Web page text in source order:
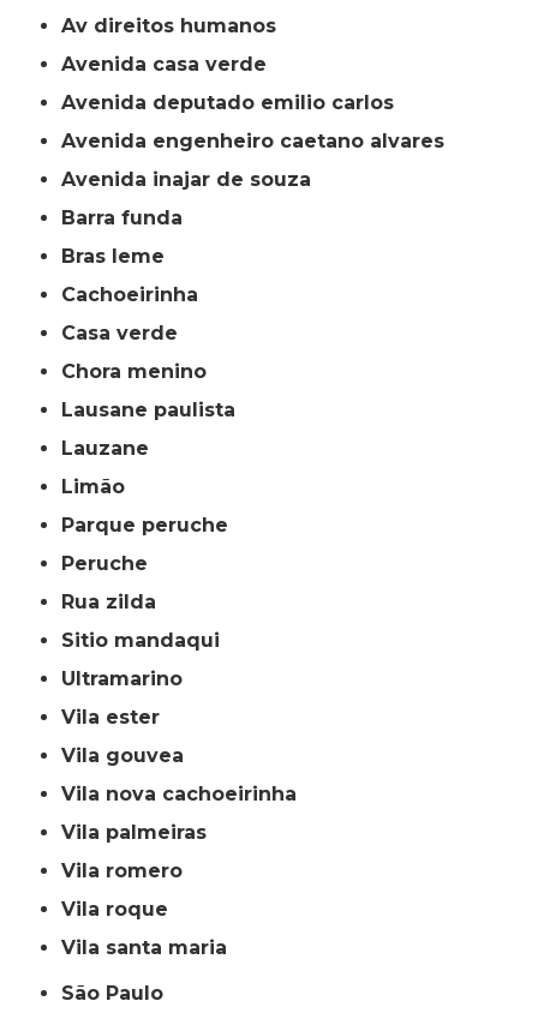
av direitos humanos
avenida casa verde
avenida deputado emilio carlos
avenida engenheiro caetano alvares
avenida inajar de souza
barra funda
bras leme
cachoeirinha
casa verde
chora menino
lausane paulista
lauzane
limão
parque peruche
peruche
rua zilda
sitio mandaqui
ultramarino
vila ester
vila gouvea
vila nova cachoeirinha
vila palmeiras
vila romero
vila roque
vila santa maria
São Paulo